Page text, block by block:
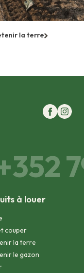
la terre
à louer
couper
la terre
le gazon